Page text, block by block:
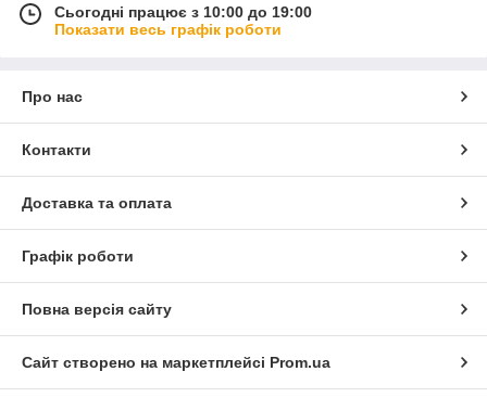
Сьогодні працює з 10:00 до 19:00
Показати весь графік роботи
Про нас
Контакти
Доставка та оплата
Графік роботи
Повна версія сайту
Сайт створено на маркетплейсі Prom.ua